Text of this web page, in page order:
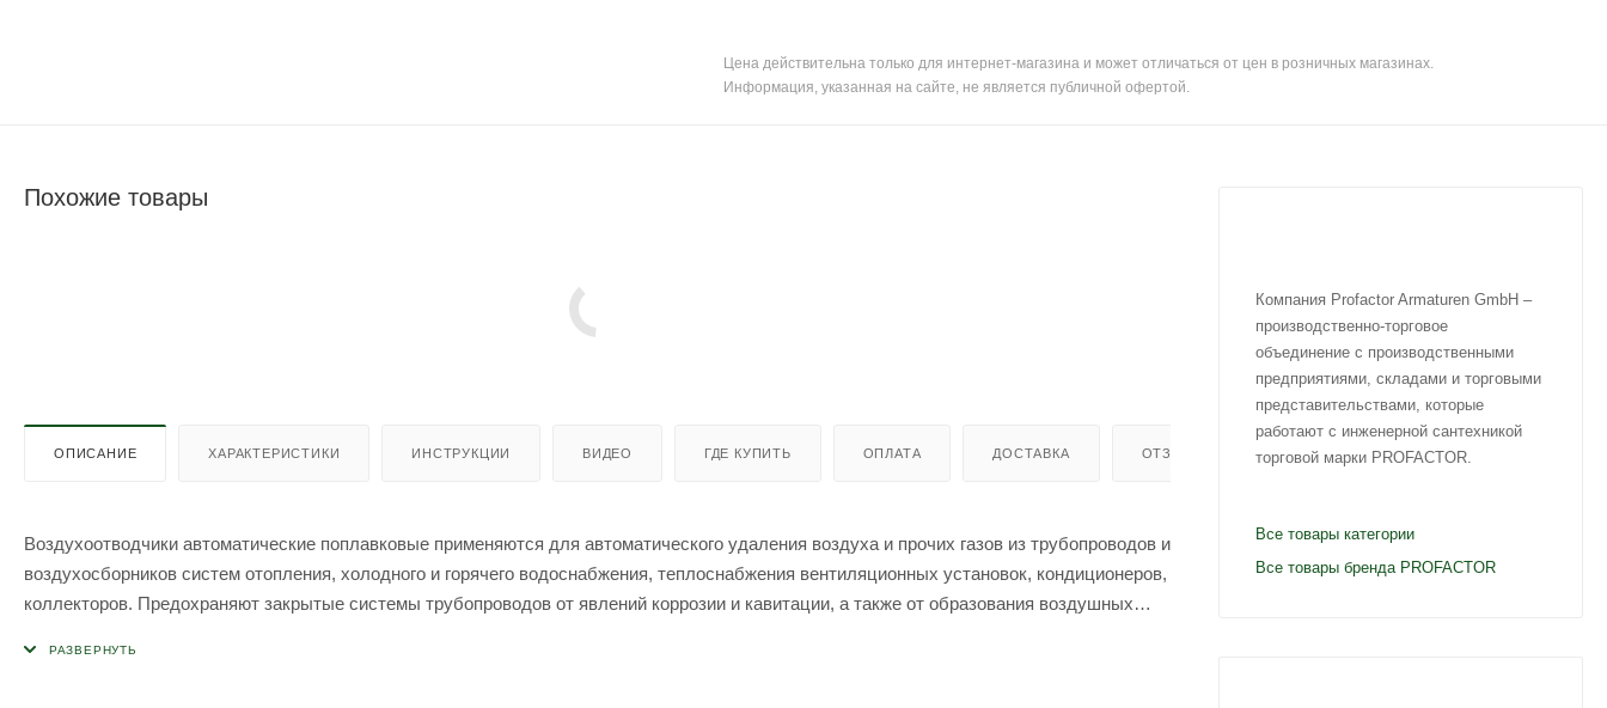
Цена действительна только для интернет-магазина и может отличаться от цен в розничных магазинах.
Информация, указанная на сайте, не является публичной офертой.
Похожие товары
ОПИСАНИЕ ХАРАКТЕРИСТИКИ ИНСТРУКЦИИ ВИДЕО ГДЕ КУПИТЬ ОПЛАТА ДОСТАВКА ОТЗЫВЫ
Воздухоотводчики автоматические поплавковые применяются для автоматического удаления воздуха и прочих газов из трубопроводов и
воздухосборников систем отопления, холодного и горячего водоснабжения, теплоснабжения вентиляционных установок, кондиционеров,
коллекторов. Предохраняют закрытые системы трубопроводов от явлений коррозии и кавитации, а также от образования воздушных
Компания Profactor Armaturen GmbH –
производственно-торговое
объединение с производственными
предприятиями, складами и торговыми
представительствами, которые
работают с инженерной сантехникой
торговой марки PROFACTOR.
Все товары категории
Все товары бренда PROFACTOR